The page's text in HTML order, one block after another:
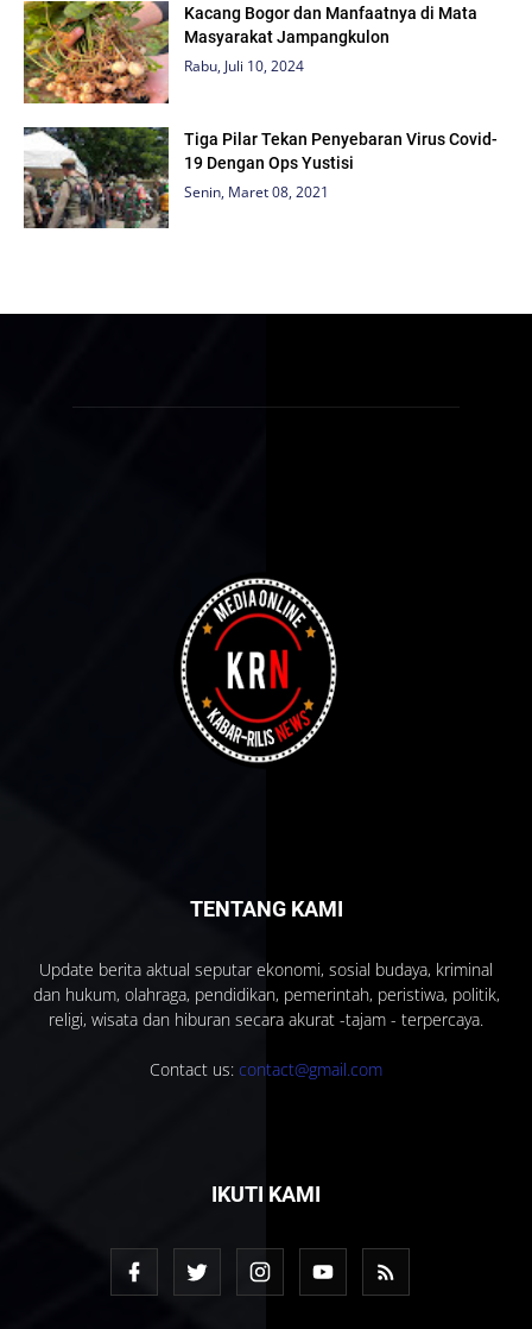
Kacang Bogor dan Manfaatnya di Mata
Masyarakat Jampangkulon
Rabu, Juli 10, 2024
Tiga Pilar Tekan Penyebaran Virus Covid-
19 Dengan Ops Yustisi
Senin, Maret 08, 2021
TENTANG KAMI
Update berita aktual seputar ekonomi, sosial budaya, kriminal
dan hukum, olahraga, pendidikan, pemerintah, peristiwa, politik,
religi, wisata dan hiburan secara akurat -tajam - terpercaya.
Contact us: contact@gmail.com
IKUTI KAMI